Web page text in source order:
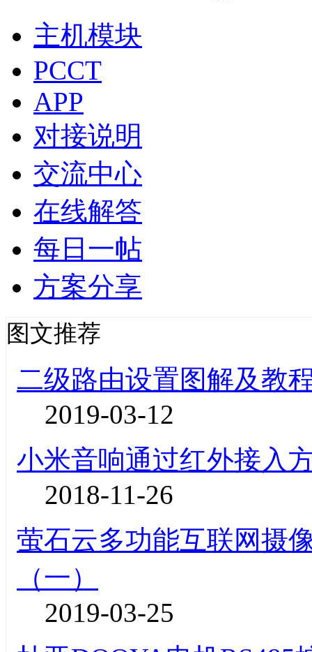
主机模块
PCCT
APP
对接说明
交流中心
在线解答
每日一帖
方案分享
图文推荐
二级路由设置图解及教
2019-03-12
小米音响通过红外接入
2018-11-26
萤石云多功能互联网摄
（一）
2019-03-25